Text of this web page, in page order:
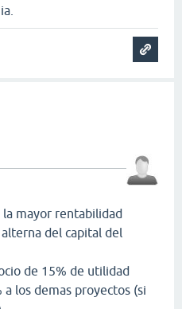
la mayor rentabilidad
del capital del
de 15% de utilidad
los demas proyectos (si